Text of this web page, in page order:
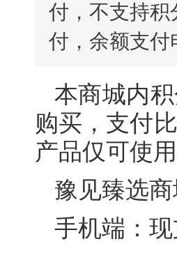
付，不支持积
付，余额支
本商城内
购买，支付
产品仅可使
豫见臻选
手机端：